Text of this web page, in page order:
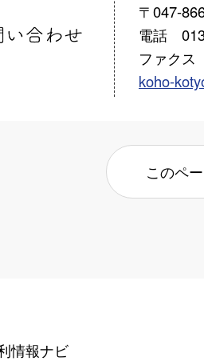
〒047-
電話
ファク
koho-
このペ
情報ナビ